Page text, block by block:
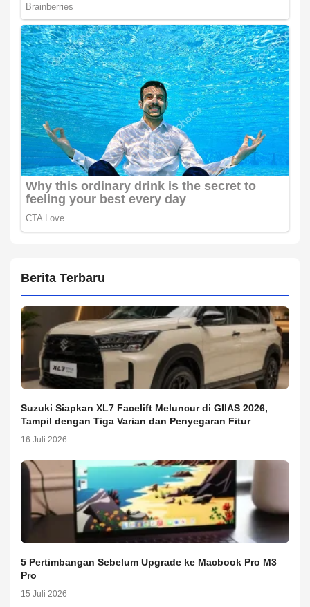
Berita Terbaru
Suzuki Siapkan XL7 Facelift Meluncur di GIIAS 2026,
Tampil dengan Tiga Varian dan Penyegaran Fitur
16 Juli 2026
5 Pertimbangan Sebelum Upgrade ke Macbook Pro M3
Pro
15 Juli 2026